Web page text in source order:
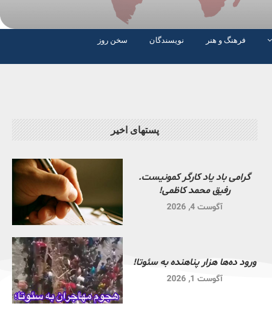
فرهنگ و هنر نویسندگان
سخن روز
پستهای اخیر
گرامی باد یاد کارگر کمونیست.
رفیق محمد کاظمی!
آگوست 4, 2026
ورود ده‌ها هزار پناهنده به سئوتا!
آگوست 1, 2026